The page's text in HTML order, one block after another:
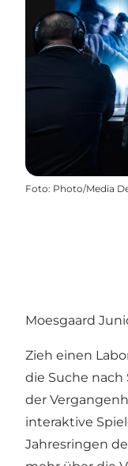
Foto: Photo/Media
Moesgaard
Zieh einen
die Suche nach
der
interaktive
Jahresringen